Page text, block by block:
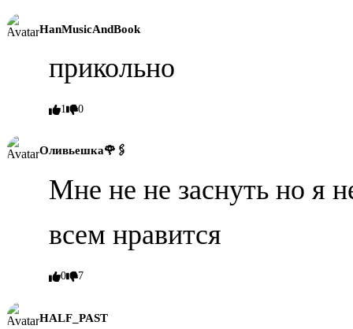
HanMusicAndBook
прикольно
1 0
Оливьешка🌹🖇️
Мне не не заснуть но я
всем нравится
0 7
HALF_PAST